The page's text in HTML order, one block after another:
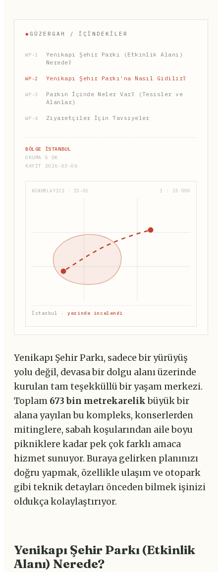
◆ GÜZERGAH / İÇINDEKILER
WP-1
Yenikapı Şehir Parkı (Etkinlik Alanı)
Nerede?
WP-2 Yenikapı Şehir Parkı'na Nasıl Gidilir?
WP-3
Parkın İçinde Neler Var? (Tesisler ve
Alanlar)
WP-4 Ziyaretçiler İçin Tavsiyeler
BÖLGE İSTANBUL
OKUMA 5 DK
KAYIT 2026-03-06
KONUMLAYICI · IS-01 1 : 25 000
İstanbul ·yerinde incelendi
Yenikapı Şehir Parkı, sadece bir yürüyüş
yolu değil, devasa bir dolgu alanı üzerinde
kurulan tam teşekküllü bir yaşam merkezi.
Toplam 673 bin metrekarelikbüyük bir
alana yayılan bu kompleks, konserlerden
mitinglere, sabah koşularından aile boyu
pikniklere kadar pek çok farklı amaca
hizmet sunuyor. Buraya gelirken planınızı
doğru yapmak, özellikle ulaşım ve otopark
gibi teknik detayları önceden bilmek işinizi
oldukça kolaylaştırıyor.
Yenikapı Şehir Parkı (Etkinlik
Alanı) Nerede?